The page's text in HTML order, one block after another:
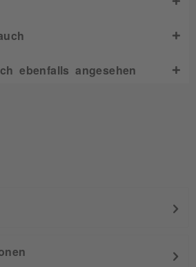
ebenfalls angesehen